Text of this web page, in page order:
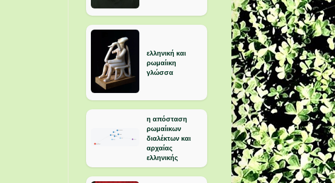
ελληνική και
ρωμαίικη
γλώσσα
η απόσταση
ρωμαίικων
διαλέκτων και
αρχαίας
ελληνικής